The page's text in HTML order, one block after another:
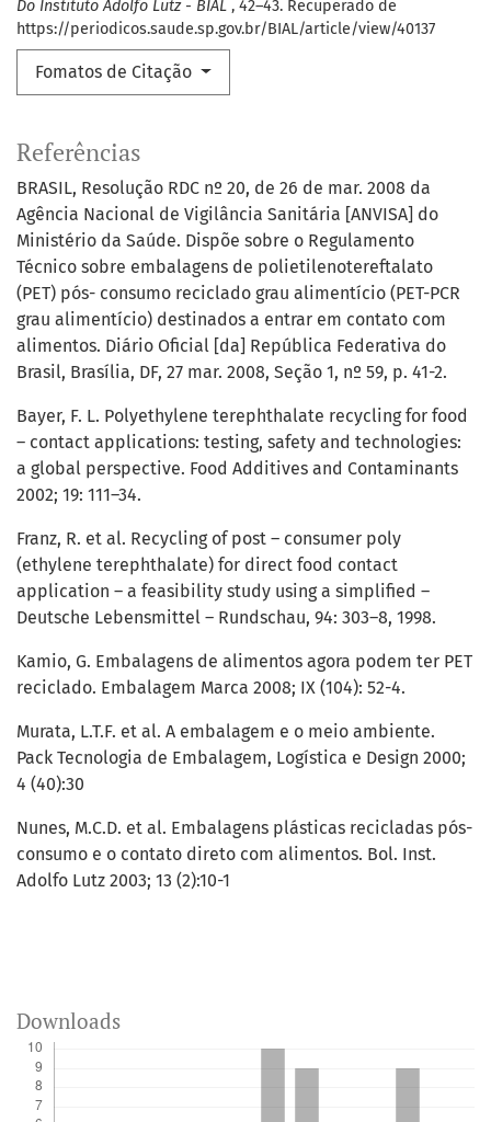
Do Instituto Adolfo Lutz - BIAL , 42–43. Recuperado de
https://periodicos.saude.sp.gov.br/BIAL/article/view/40137
Fomatos de Citação
Referências
BRASIL, Resolução RDC nº 20, de 26 de mar. 2008 da
Agência Nacional de Vigilância Sanitária [ANVISA] do
Ministério da Saúde. Dispõe sobre o Regulamento
Técnico sobre embalagens de polietilenotereftalato
(PET) pós- consumo reciclado grau alimentício (PET-PCR
grau alimentício) destinados a entrar em contato com
alimentos. Diário Oficial [da] República Federativa do
Brasil, Brasília, DF, 27 mar. 2008, Seção 1, nº 59, p. 41-2.
Bayer, F. L. Polyethylene terephthalate recycling for food
– contact applications: testing, safety and technologies:
a global perspective. Food Additives and Contaminants
2002; 19: 111–34.
Franz, R. et al. Recycling of post – consumer poly
(ethylene terephthalate) for direct food contact
application – a feasibility study using a simplified –
Deutsche Lebensmittel – Rundschau, 94: 303–8, 1998.
Kamio, G. Embalagens de alimentos agora podem ter PET
reciclado. Embalagem Marca 2008; IX (104): 52-4.
Murata, L.T.F. et al. A embalagem e o meio ambiente.
Pack Tecnologia de Embalagem, Logística e Design 2000;
4 (40):30
Nunes, M.C.D. et al. Embalagens plásticas recicladas pós-
consumo e o contato direto com alimentos. Bol. Inst.
Adolfo Lutz 2003; 13 (2):10-1
Downloads